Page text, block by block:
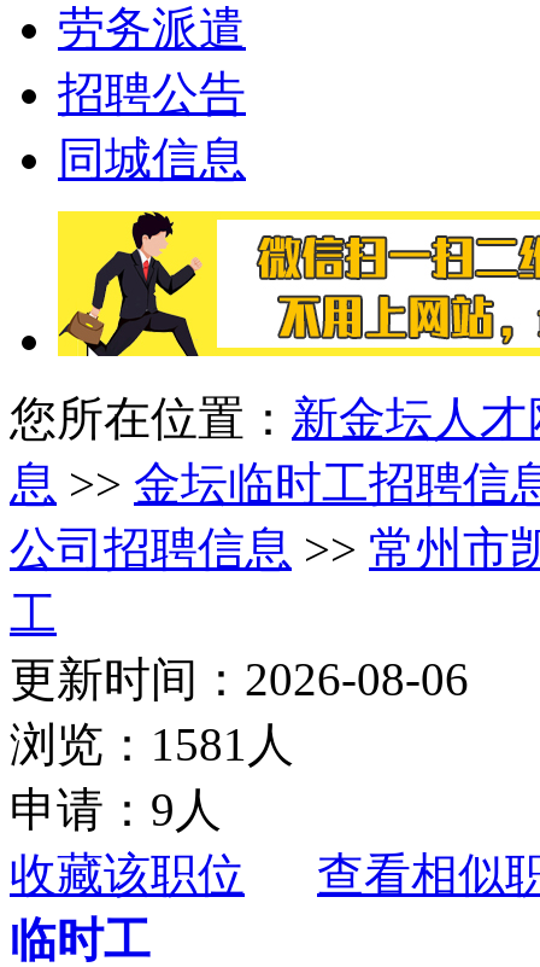
劳务派遣
招聘公告
同城信息
您所在位置： 新金坛人才
息 >> 金坛临时工招聘信
公司招聘信息 >> 常州市
工
更新时间：2026-08-06
浏览：1581人
申请：9人
收藏该职位
查看相似
临时工